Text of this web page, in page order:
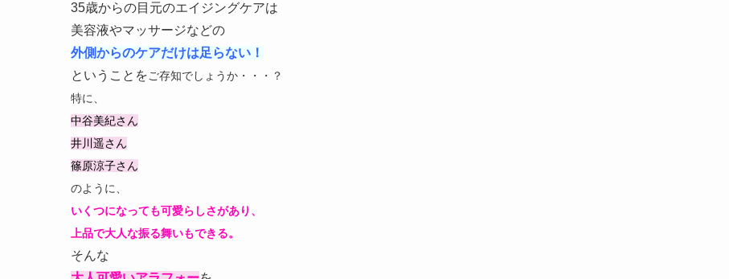
35歳からの目元のエイジングケアは
美容液やマッサージなどの
外側からのケアだけは足らない！
ということをご存知でしょうか・・・？
特に、
中谷美紀さん
井川遥さん
篠原涼子さん
のように、
いくつになっても可愛らしさがあり、
上品で大人な振る舞いもできる。
そんな